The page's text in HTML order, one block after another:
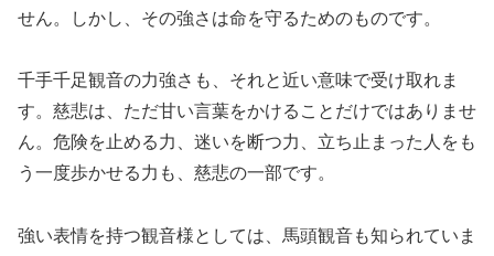
せん。しかし、その強さは命を守るためのものです。
千手千足観音の力強さも、それと近い意味で受け取れま
す。慈悲は、ただ甘い言葉をかけることだけではありませ
ん。危険を止める力、迷いを断つ力、立ち止まった人をも
う一度歩かせる力も、慈悲の一部です。
強い表情を持つ観音様としては、馬頭観音も知られていま